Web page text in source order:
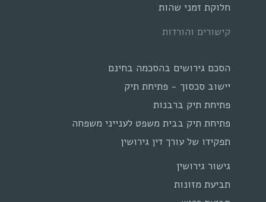
חלוקת זמני שהות
קישורים והורדות
הסכם גירושים בהסכמה בחינם
יישוב סכסוך - פתיחת תיק
פתיחת תיק ברבנות
פתיחת תיק בבית משפט לענייני משפחה
תפקידו של עורך דין גירושין
גישור גירושין
תביעת מזונות